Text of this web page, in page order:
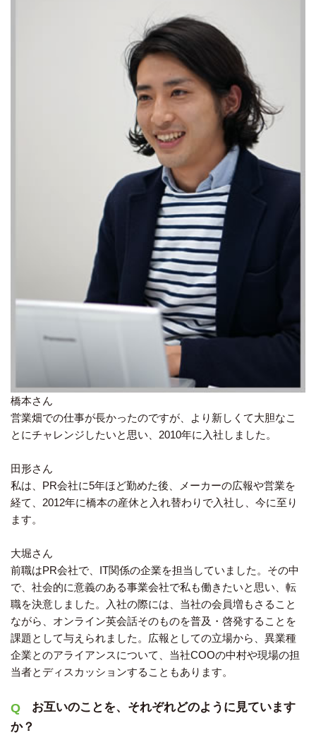
橋本さん
営業畑での仕事が長かったのですが、より新しくて大胆なこ
とにチャレンジしたいと思い、2010年に入社しました。
田形さん
私は、PR会社に5年ほど勤めた後、メーカーの広報や営業を
経て、2012年に橋本の産休と入れ替わりで入社し、今に至り
ます。
大堀さん
前職はPR会社で、IT関係の企業を担当していました。その中
で、社会的に意義のある事業会社で私も働きたいと思い、転
職を決意しました。入社の際には、当社の会員増もさること
ながら、オンライン英会話そのものを普及・啓発することを
課題として与えられました。広報としての立場から、異業種
企業とのアライアンスについて、当社COOの中村や現場の担
当者とディスカッションすることもあります。
お互いのことを、それぞれどのように見ています
か？